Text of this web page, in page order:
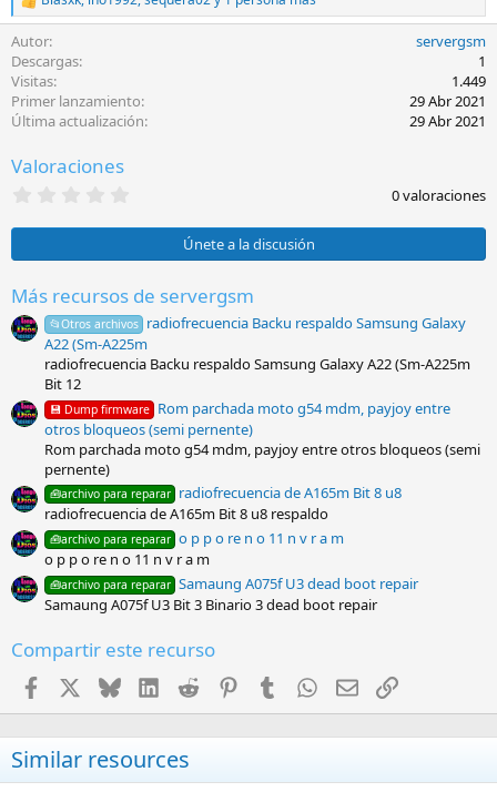
R
e
a
c
c
i
o
n
s
Autor
servergsm
Descargas
1
Visitas
1.449
Primer lanzamiento
29 Abr 2021
Última actualización
29 Abr 2021
Valoraciones
0
e
t
r
e
l
l
a
s
)
0 valoraciones
Únete a la discusión
Más recursos de servergsm
📂Otros archivos radiofrecuencia Backu respaldo Samsung Galaxy
A22 (Sm-A225m
radiofrecuencia Backu respaldo Samsung Galaxy A22 (Sm-A225m
Bit 12
💾 Dump firmware Rom parchada moto g54 mdm, payjoy entre
otros bloqueos (semi pernente)
Rom parchada moto g54 mdm, payjoy entre otros bloqueos (semi
pernente)
🧰archivo para reparar radiofrecuencia de A165m Bit 8 u8
radiofrecuencia de A165m Bit 8 u8 respaldo
🧰archivo para reparar o p p o re n o 11 n v r a m
o p p o re n o 11 n v r a m
🧰archivo para reparar Samaung A075f U3 dead boot repair
Samaung A075f U3 Bit 3 Binario 3 dead boot repair
Compartir este recurso
Facebook BlueskyLinkedInReddit PinterestTumblr WhatsApp
EmailEnlace
Similar resources